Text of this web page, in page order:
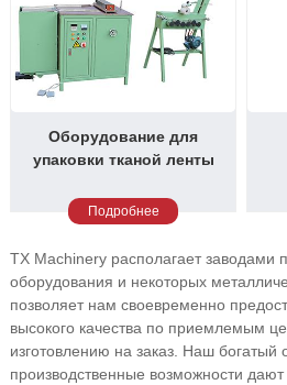
Оборудование для
упаковки тканой ленты
Подробнее
TX Machinery располагает заводами
оборудования и некоторых
позволяет нам своевременно
высокого качества по приемлемым
изготовлению на заказ. Наш богатый
производственные возможности